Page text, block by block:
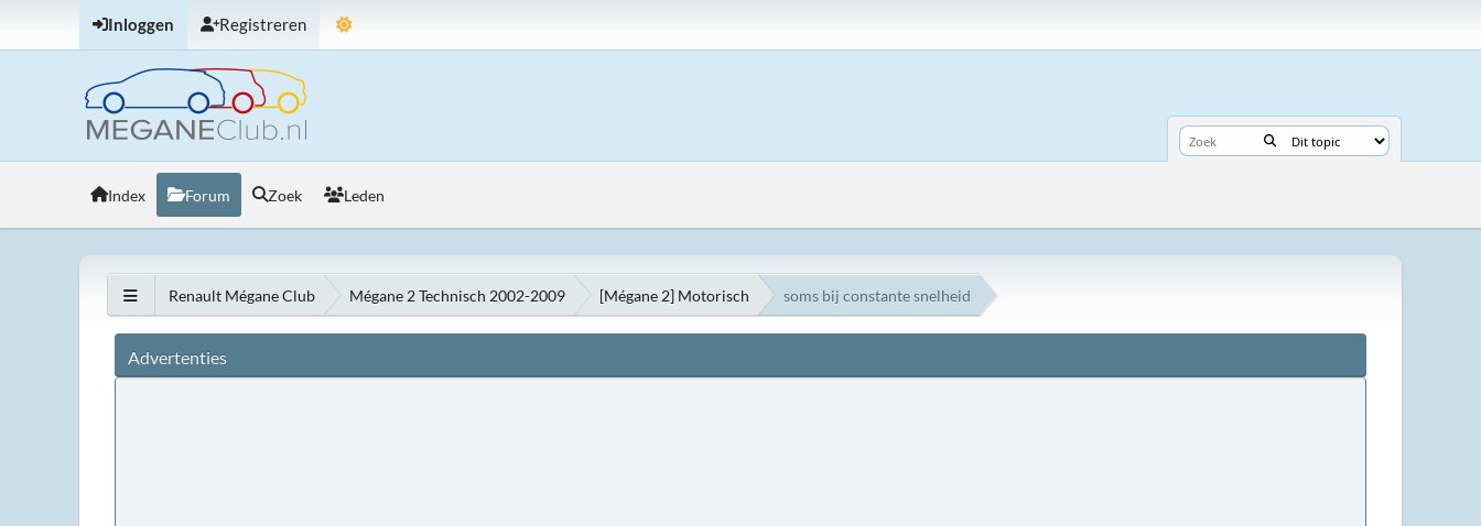
Inloggen Registreren
Index Forum Zoek Leden
Renault Mégane Club Mégane 2 Technisch 2002-2009 [Mégane 2] Motorisch soms bij constante snelheid
Advertenties